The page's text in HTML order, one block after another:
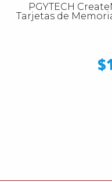
PGYTECH
Tarjetas de